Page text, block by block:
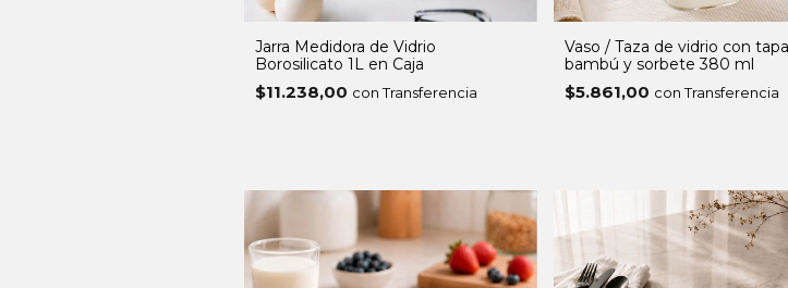
Jarra Medidora de Vidrio
Borosilicato 1L en Caja
$11.238,00 con Transferencia
Vaso / Taza de vidrio con
bambú y sorbete 380 ml
$5.861,00 con Transferencia